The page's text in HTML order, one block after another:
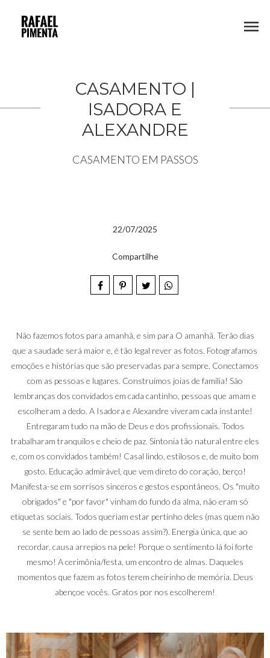
menu
CASAMENTO |
ISADORA E
ALEXANDRE
CASAMENTO EM PASSOS
22/07/2025
Compartilhe
Não fazemos fotos para amanhã, e sim para O amanhã. Terão dias
que a saudade será maior e, é tão legal rever as fotos. Fotografamos
emoções e histórias que são preservadas para sempre. Conectamos
com as pessoas e lugares. Construímos joias de família! São
lembranças dos convidados em cada cantinho, pessoas que amam e
escolheram a dedo. A Isadora e Alexandre viveram cada instante!
Entregaram tudo na mão de Deus e dos profissionais. Todos
trabalharam tranquilos e cheio de paz. Sintonia tão natural entre eles
e, com os convidados também! Casal lindo, estilosos e, de muito bom
gosto. Educação admirável, que vem direto do coração, berço!
Manifesta-se em sorrisos sinceros e gestos espontâneos. Os "muito
obrigados" e "por favor" vinham do fundo da alma, não eram só
etiquetas sociais. Todos queriam estar pertinho deles (mas quem não
se sente bem ao lado de pessoas assim?). Energia única, que ao
recordar, causa arrepios na pele! Porque o sentimento lá foi forte
mesmo! A cerimônia/festa, um encontro de almas. Daqueles
momentos que fazem as fotos terem cheirinho de memória. Deus
abençoe vocês. Gratos por nos escolherem!